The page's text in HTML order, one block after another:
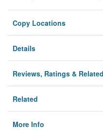
Copy Locations
Details
Reviews, Ratings &
Related
More Info